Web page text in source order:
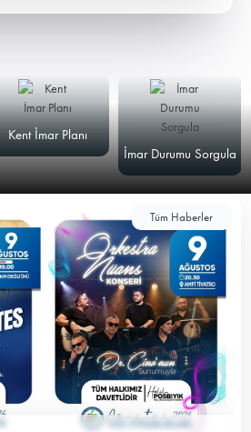
Kent İmar Planı
İmar Durumu Sorgula
Tüm Haberler